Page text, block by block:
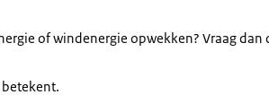
of windenergie opwekken? Vraag dan